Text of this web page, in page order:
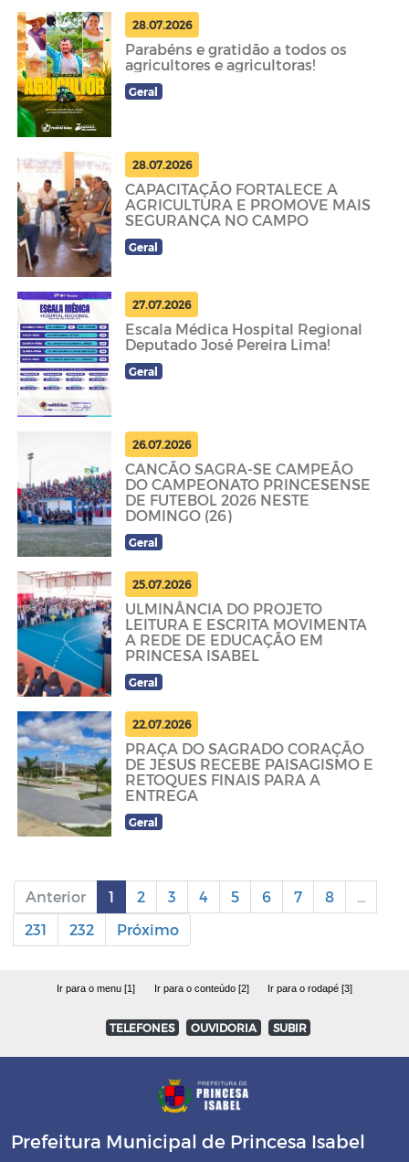
28.07.2026
Parabéns e gratidão a todos os
agricultores e agricultoras!
Geral
28.07.2026
CAPACITAÇÃO FORTALECE A
AGRICULTURA E PROMOVE MAIS
SEGURANÇA NO CAMPO
Geral
27.07.2026
Escala Médica Hospital Regional
Deputado José Pereira Lima!
Geral
26.07.2026
CANCÃO SAGRA-SE CAMPEÃO
DO CAMPEONATO PRINCESENSE
DE FUTEBOL 2026 NESTE
DOMINGO (26)
Geral
25.07.2026
ULMINÂNCIA DO PROJETO
LEITURA E ESCRITA MOVIMENTA
A REDE DE EDUCAÇÃO EM
PRINCESA ISABEL
Geral
22.07.2026
PRAÇA DO SAGRADO CORAÇÃO
DE JESUS RECEBE PAISAGISMO E
RETOQUES FINAIS PARA A
ENTREGA
Geral
Anterior 1 2 3 4 5 6 7 8
...
231
232 Próximo
Ir para o menu [1] Ir para o conteúdo [2] Ir para o rodapé [3]
TELEFONES OUVIDORIA SUBIR
Prefeitura Municipal de Princesa Isabel